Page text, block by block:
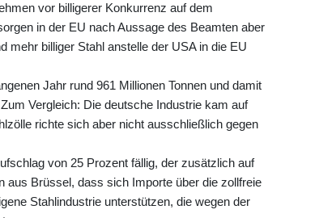
vor billigerer Konkurrenz auf dem
in der EU nach Aussage des Beamten aber
mehr billiger Stahl anstelle der USA in die EU
Jahr rund 961 Millionen Tonnen und damit
Vergleich: Die deutsche Industrie kam auf
richte sich aber nicht ausschließlich gegen
von 25 Prozent fällig, der zusätzlich auf
aus Brüssel, dass sich Importe über die zollfreie
Stahlindustrie unterstützen, die wegen der